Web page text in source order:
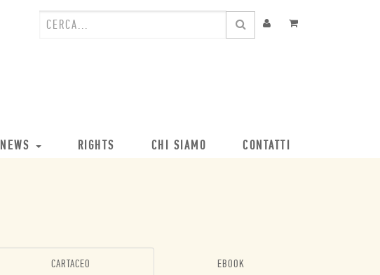
NEWS RIGHTS CHI SIAMO CONTATTI
CARTACEO EBOOK